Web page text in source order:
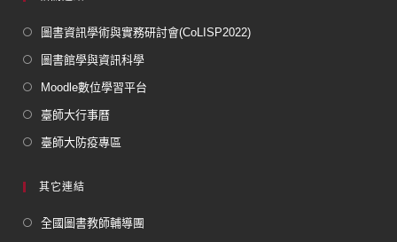
圖書資訊學術與實務研討會(CoLISP2022)
圖書館學與資訊科學
Moodle數位學習平台
臺師大行事曆
臺師大防疫專區
其它連結
全國圖書教師輔導團